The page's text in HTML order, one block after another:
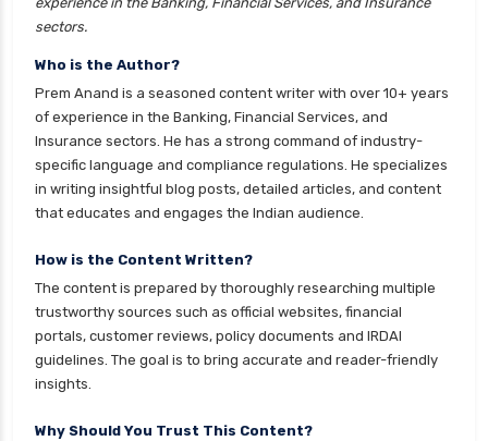
sectors.
Who is the Author?
Prem Anand is a seasoned content writer with over 10+ years
of experience in the Banking, Financial Services, and
Insurance sectors. He has a strong command of industry-
specific language and compliance regulations. He specializes
in writing insightful blog posts, detailed articles, and content
that educates and engages the Indian audience.
How is the Content Written?
The content is prepared by thoroughly researching multiple
trustworthy sources such as official websites, financial
portals, customer reviews, policy documents and IRDAI
guidelines. The goal is to bring accurate and reader-friendly
insights.
Why Should You Trust This Content?